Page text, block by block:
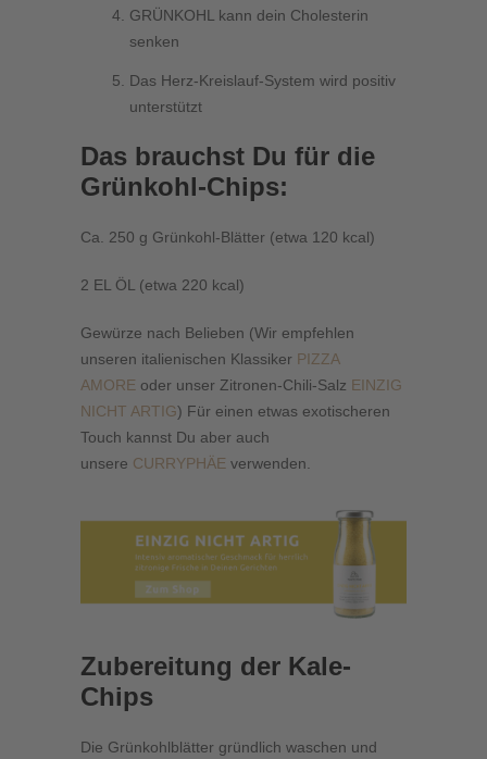
GRÜNKOHL kann dein Cholesterin
senken
Das Herz-Kreislauf-System wird positiv
unterstützt
Das brauchst Du für die
Grünkohl-Chips:
Ca. 250 g Grünkohl-Blätter (etwa 120 kcal)
2 EL ÖL (etwa 220 kcal)
Gewürze nach Belieben (Wir empfehlen
unseren italienischen Klassiker PIZZA
AMORE oder unser Zitronen-Chili-Salz EINZIG
NICHT ARTIG) Für einen etwas exotischeren
Touch kannst Du aber auch
unsere CURRYPHÄE verwenden.
Zubereitung der Kale-
Chips
Die Grünkohlblätter gründlich waschen und